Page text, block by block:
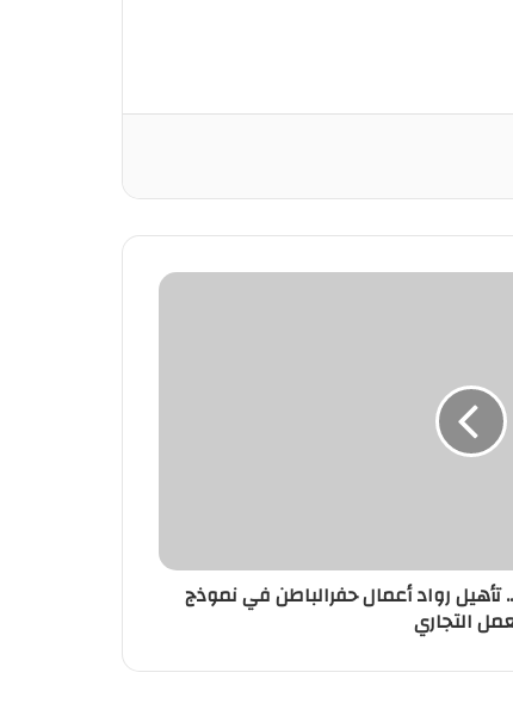
رواد أعمال حفرالباطن في نموذج
التجاري